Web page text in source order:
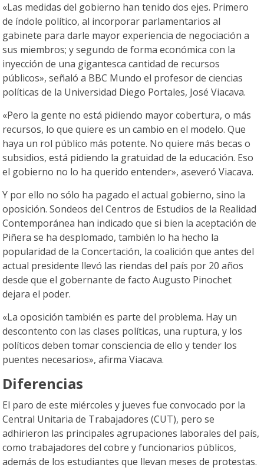
«Las medidas del gobierno han tenido dos ejes. Primero
de índole político, al incorporar parlamentarios al
gabinete para darle mayor experiencia de negociación a
sus miembros; y segundo de forma económica con la
inyección de una gigantesca cantidad de recursos
públicos», señaló a BBC Mundo el profesor de ciencias
políticas de la Universidad Diego Portales, José Viacava.
«Pero la gente no está pidiendo mayor cobertura, o más
recursos, lo que quiere es un cambio en el modelo. Que
haya un rol público más potente. No quiere más becas o
subsidios, está pidiendo la gratuidad de la educación. Eso
el gobierno no lo ha querido entender», aseveró Viacava.
Y por ello no sólo ha pagado el actual gobierno, sino la
oposición. Sondeos del Centros de Estudios de la Realidad
Contemporánea han indicado que si bien la aceptación de
Piñera se ha desplomado, también lo ha hecho la
popularidad de la Concertación, la coalición que antes del
actual presidente llevó las riendas del país por 20 años
desde que el gobernante de facto Augusto Pinochet
dejara el poder.
«La oposición también es parte del problema. Hay un
descontento con las clases políticas, una ruptura, y los
políticos deben tomar consciencia de ello y tender los
puentes necesarios», afirma Viacava.
Diferencias
El paro de este miércoles y jueves fue convocado por la
Central Unitaria de Trabajadores (CUT), pero se
adhirieron las principales agrupaciones laborales del país,
como trabajadores del cobre y funcionarios públicos,
además de los estudiantes que llevan meses de protestas.